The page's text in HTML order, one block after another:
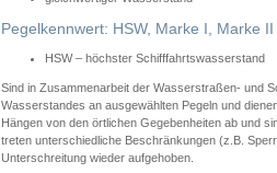
Pegelkennwert: HSW, Marke I, Marke
HSW – höchster Schifffahrtswasserstand
Sind in Zusammenarbeit der Wasserstraßen- und
Wasserstandes an ausgewählten Pegeln und
Hängen von den örtlichen Gegebenheiten ab und
treten unterschiedliche Beschränkungen (z.B.
Unterschreitung wieder aufgehoben.